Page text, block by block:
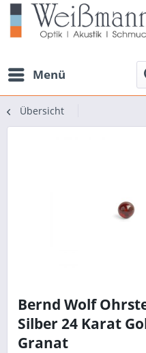
Menü
Übersicht
Bernd Wolf
Silber 24 Karat
Granat